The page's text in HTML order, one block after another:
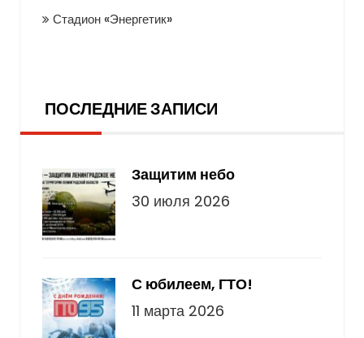
Стадион «Энергетик»
ПОСЛЕДНИЕ ЗАПИСИ
Защитим небо
30 июля 2026
С юбилеем, ГТО!
11 марта 2026